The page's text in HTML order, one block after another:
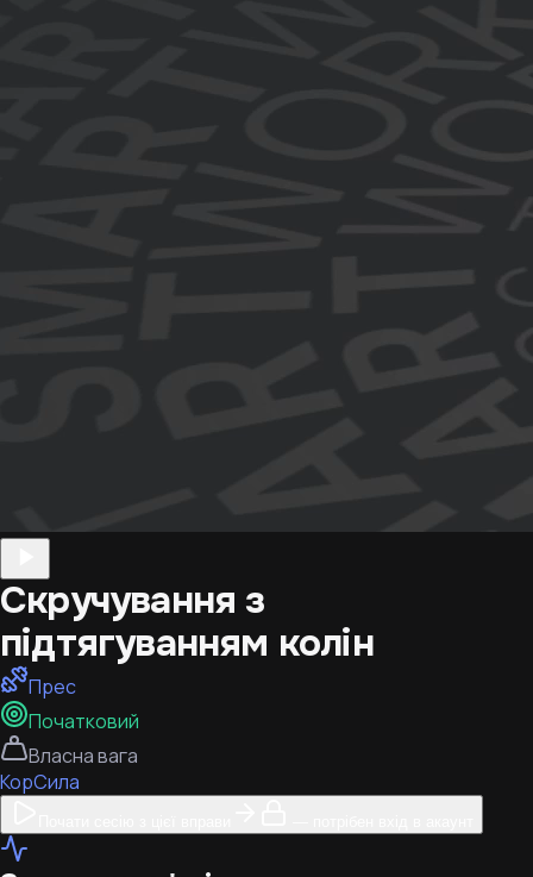
Скручування з
підтягуванням колін
Прес
Початковий
Власна вага
КорСила